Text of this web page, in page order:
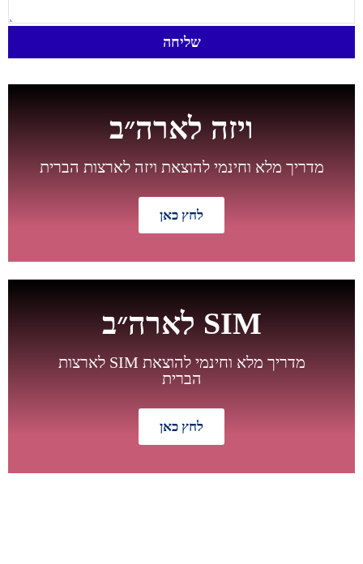
שליחה
ויזה לארה״ב
מדריך מלא וחינמי להוצאת ויזה לארצות הברית
לחץ כאן
SIM לארה״ב
מדריך מלא וחינמי להוצאת SIM לארצות
הברית
לחץ כאן